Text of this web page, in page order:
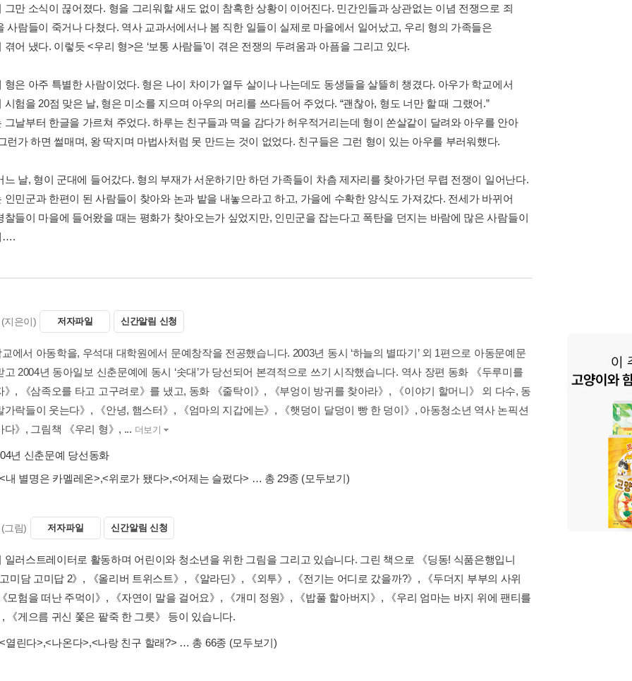
그만 소식이 끊어졌다. 형을 그리워할 새도 없이 참혹한 상황이 이어진다. 민간인들과 상관없는 이념 전쟁으로 죄
사람들이 죽거나 다쳤다. 역사 교과서에서나 봄 직한 일들이 실제로 마을에서 일어났고, 우리 형의 가족들은
겪어 냈다. 이렇듯 <우리 형>은 ‘보통 사람들’이 겪은 전쟁의 두려움과 아픔을 그리고 있다.
형은 아주 특별한 사람이었다. 형은 나이 차이가 열두 살이나 나는데도 동생들을 살뜰히 챙겼다. 아우가 학교에서
시험을 20점 맞은 날, 형은 미소를 지으며 아우의 머리를 쓰다듬어 주었다. “괜찮아, 형도 너만 할 때 그랬어.”
그날부터 한글을 가르쳐 주었다. 하루는 친구들과 멱을 감다가 허우적거리는데 형이 쏜살같이 달려와 아우를 안아
런가 하면 썰매며, 왕 딱지며 마법사처럼 못 만드는 것이 없었다. 친구들은 그런 형이 있는 아우를 부러워했다.
느 날, 형이 군대에 들어갔다. 형의 부재가 서운하기만 하던 가족들이 차츰 제자리를 찾아가던 무렵 전쟁이 일어난다.
인민군과 한편이 된 사람들이 찾아와 논과 밭을 내놓으라고 하고, 가을에 수확한 양식도 가져갔다. 전세가 바뀌어
찰들이 마을에 들어왔을 때는 평화가 찾아오는가 싶었지만, 인민군을 잡는다고 폭탄을 던지는 바람에 많은 사람들이
….
(지은이) 저자파일 신간알림 신청
에서 아동학을, 우석대 대학원에서 문예창작을 전공했습니다. 2003년 동시 ‘하늘의 별따기’ 외 1편으로 아동문예문
고 2004년 동아일보 신춘문예에 동시 ‘솟대’가 당선되어 본격적으로 쓰기 시작했습니다. 역사 장편 동화 《두루미를
》, 《삼족오를 타고 고구려로》를 냈고, 동화 《줄탁이》, 《부엉이 방귀를 찾아라》, 《이야기 할머니》 외 다수, 동
가락들이 웃는다》, 《안녕, 햄스터》, 《엄마의 지갑에는》, 《햇덩이 달덩이 빵 한 덩이》, 아동청소년 역사 논픽션
다》, 그림책 《우리 형》, ... 더보기
년 신춘문예 당선동화
<내 별명은 카멜레온>,<위로가 됐다>,<어제는 슬펐다> … 총 29종 (모두보기)
(그림) 저자파일 신간알림 신청
일러스트레이터로 활동하며 어린이와 청소년을 위한 그림을 그리고 있습니다. 그린 책으로 《딩동! 식품은행입니
미담 고미답 2》, 《올리버 트위스트》, 《알라딘》, 《외투》, 《전기는 어디로 갔을까?》, 《두더지 부부의 사위
모험을 떠난 주먹이》, 《자연이 말을 걸어요》, 《개미 정원》, 《밥풀 할아버지》, 《우리 엄마는 바지 위에 팬티를
《게으름 귀신 쫓은 팥죽 한 그릇》 등이 있습니다.
<열린다>,<나온다>,<나랑 친구 할래?> … 총 66종 (모두보기)